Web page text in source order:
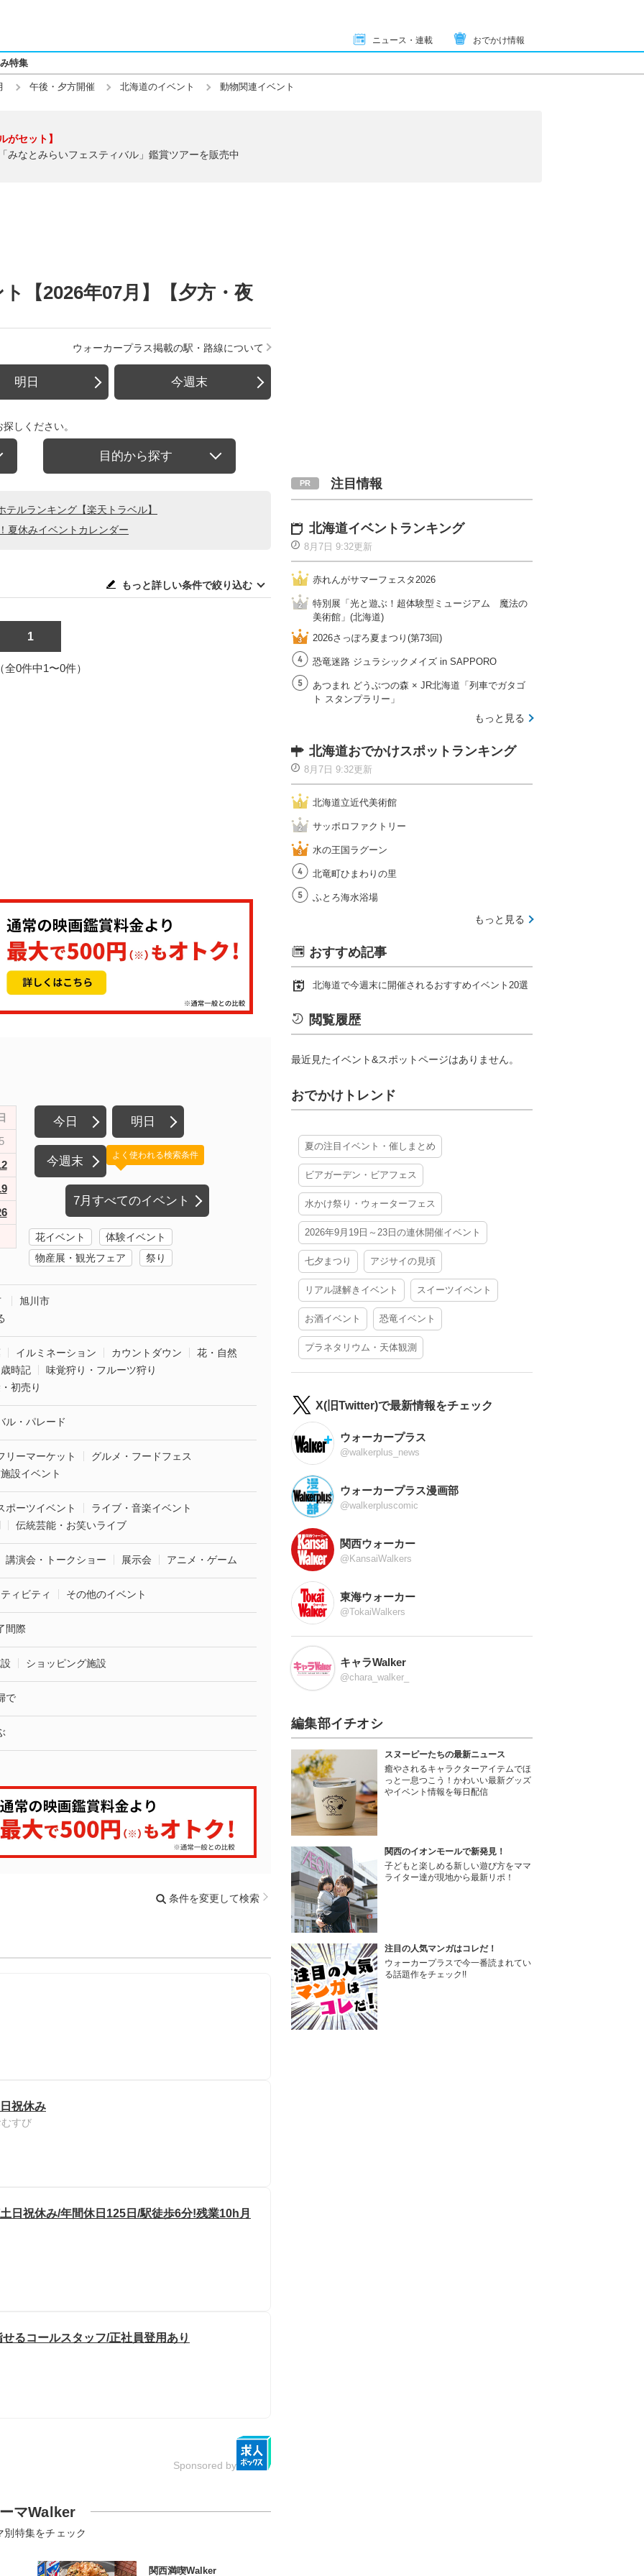
ニュース・連載 おでかけ情報
特集
午後・夕方開催 北海道のイベント 動物関連イベント
がセット】
みなとみらいフェスティバル」鑑賞ツアーを販売中
【2026年07月】【夕方・夜
ウォーカープラス掲載の駅・路線について
明日 今週末
しください。
目的から探す
ルランキング【楽天トラベル】
夏休みイベントカレンダー
もっと詳しい条件で絞り込む
1
全0件中1〜0件）
今日 明日
今週末
7月すべてのイベント
よく使われる検索条件
花イベント
体験イベント
物産展・観光フェア
祭り
旭川市
イルミネーション カウントダウン
花・自然
時記
味覚狩り・フルーツ狩り
初売り
ル・パレード
リーマーケット
グルメ・フードフェス
設イベント
ポーツイベント
ライブ・音楽イベント
伝統芸能・お笑いライブ
講演会・トークショー 展示会 アニメ・ゲーム
ィビティ その他のイベント
間際
ショッピング施設
で
条件を変更して検索
祝休み
すび
日祝休み/年間休日125日/駅徒歩6分!残業10h月
るコールスタッフ/正社員登用あり
Sponsored by
マWalker
別特集をチェック
関西満喫Walker
注目情報
北海道イベントランキング
8月7日 9:32更新
赤れんがサマーフェスタ2026
特別展「光と遊ぶ！超体験型ミュージアム 魔法の
美術館」(北海道)
2026さっぽろ夏まつり(第73回)
恐竜迷路 ジュラシックメイズ in SAPPORO
あつまれ どうぶつの森 × JR北海道「列車でガタゴ
ト スタンプラリー」
もっと見る
北海道おでかけスポットランキング
8月7日 9:32更新
北海道立近代美術館
サッポロファクトリー
水の王国ラグーン
北竜町ひまわりの里
ふとろ海水浴場
もっと見る
おすすめ記事
北海道で今週末に開催されるおすすめイベント20選
閲覧履歴
最近見たイベント&スポットページはありません。
おでかけトレンド
夏の注目イベント・催しまとめ
ビアガーデン・ビアフェス
水かけ祭り・ウォーターフェス
2026年9月19日～23日の連休開催イベント
七夕まつり アジサイの見頃
リアル謎解きイベント スイーツイベント
お酒イベント 恐竜イベント
プラネタリウム・天体観測
X(旧Twitter)で最新情報をチェック
ウォーカープラス
@walkerplus_news
ウォーカープラス漫画部
@walkerpluscomic
関西ウォーカー
@KansaiWalkers
東海ウォーカー
@TokaiWalkers
キャラWalker
@chara_walker_
編集部イチオシ
スヌーピーたちの最新ニュース
癒やされるキャラクターアイテムでほ
っと一息つこう！かわいい最新グッズ
やイベント情報を毎日配信
関西のイオンモールで新発見！
子どもと楽しめる新しい遊び方をママ
ライター達が現地から最新リポ！
注目の人気マンガはコレだ！
ウォーカープラスで今一番読まれてい
る話題作をチェック!!